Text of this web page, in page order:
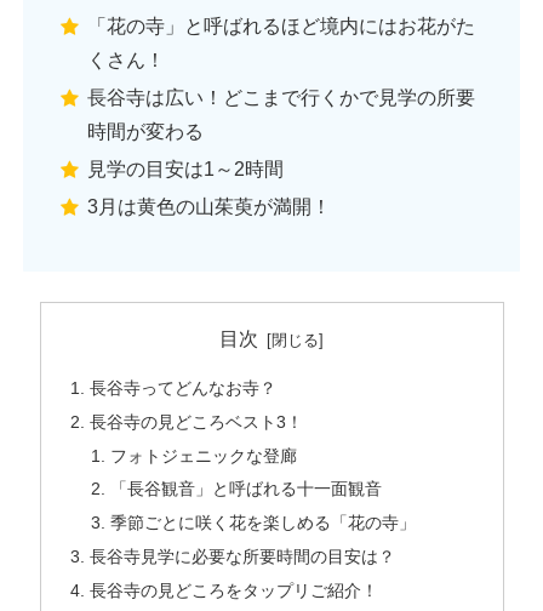
「花の寺」と呼ばれるほど境内にはお花がた
くさん！
長谷寺は広い！どこまで行くかで見学の所要
時間が変わる
見学の目安は1～2時間
3月は黄色の山茱萸が満開！
目次
長谷寺ってどんなお寺？
長谷寺の見どころベスト3！
フォトジェニックな登廊
「長谷観音」と呼ばれる十一面観音
季節ごとに咲く花を楽しめる「花の寺」
長谷寺見学に必要な所要時間の目安は？
長谷寺の見どころをタップリご紹介！